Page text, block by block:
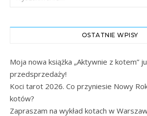
OSTATNIE WPISY
Moja nowa książka „Aktywnie z kotem”
przedsprzedaży!
Koci tarot 2026. Co przyniesie Nowy
kotów?
Zapraszam na wykład kotach w